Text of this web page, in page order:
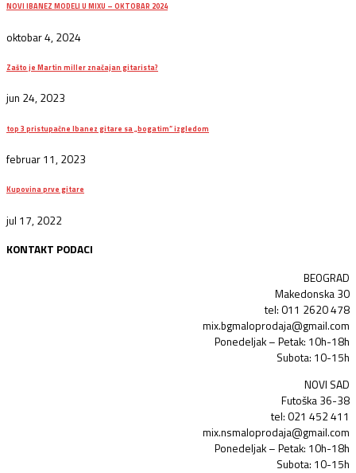
NOVI IBANEZ MODELI U MIXU – OKTOBAR 2024
oktobar 4, 2024
Zašto je Martin miller značajan gitarista?
jun 24, 2023
top 3 pristupačne Ibanez gitare sa „bogatim“ izgledom
februar 11, 2023
Kupovina prve gitare
jul 17, 2022
KONTAKT PODACI
BEOGRAD
Makedonska 30
tel: 011 2620 478
mix.bgmaloprodaja@gmail.com
Ponedeljak – Petak: 10h-18h
Subota: 10-15h
NOVI SAD
Futoška 36-38
tel: 021 452 411
mix.nsmaloprodaja@gmail.com
Ponedeljak – Petak: 10h-18h
Subota: 10-15h